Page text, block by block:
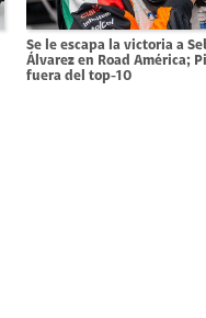
Se le escapa la victoria a
Álvarez en Road América;
fuera del top-10